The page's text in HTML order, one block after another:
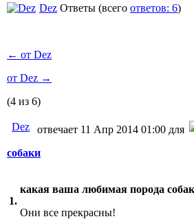
Dez Ответы (всего ответов: 6)
← от Dez
от Dez →
(4 из 6)
Dez отвечает 11 Апр 2014 01:00 для
собаки
1.
какая ваша любимая порода
Они все прекрасны!